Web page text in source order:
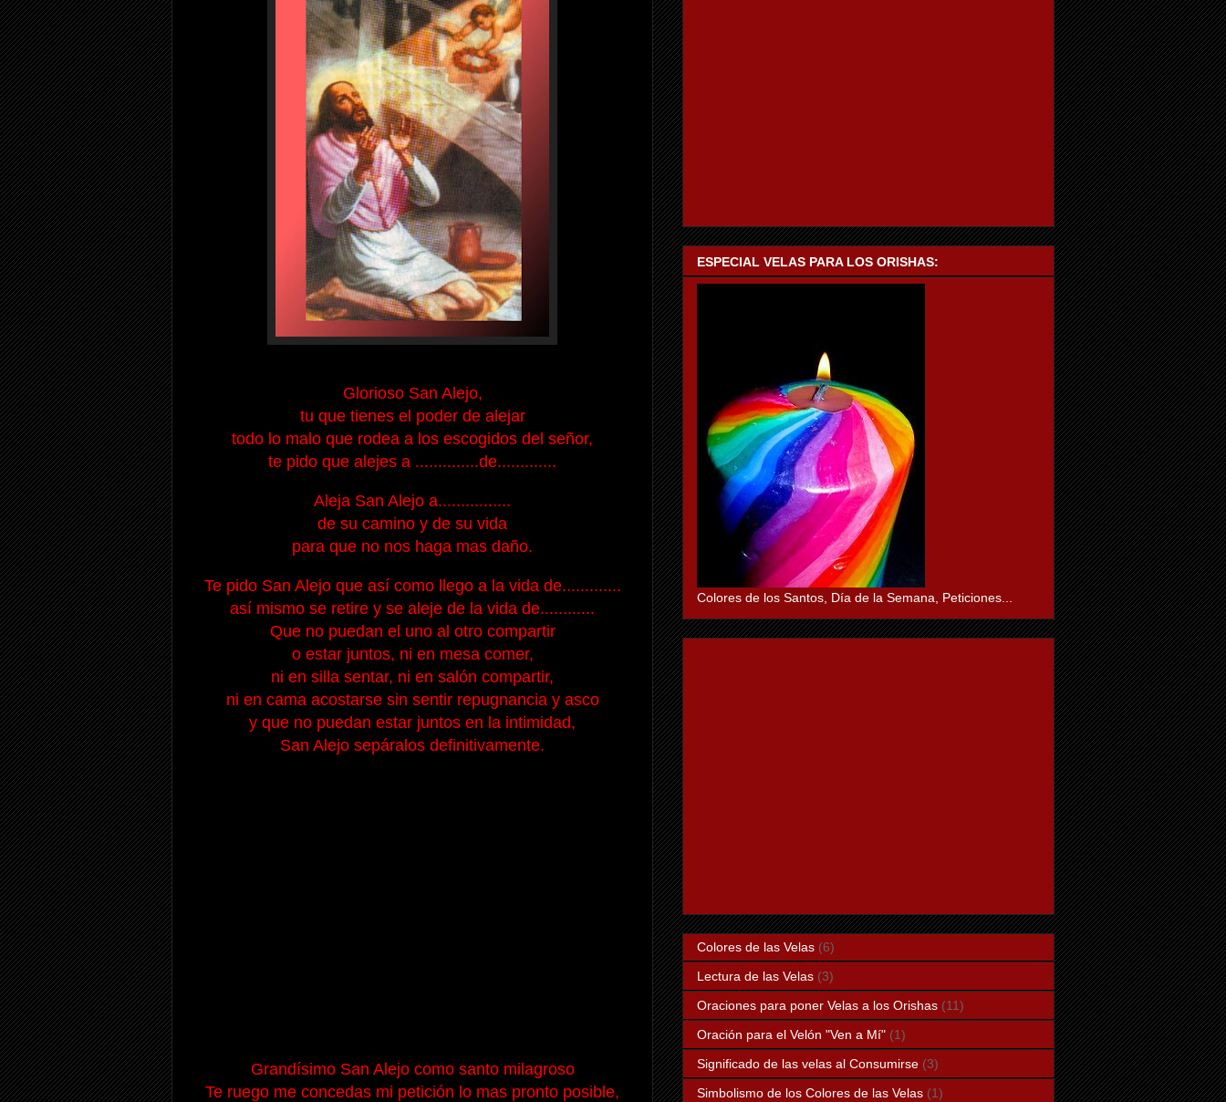
Glorioso San Alejo,
tu que tienes el poder de alejar
todo lo malo que rodea a los escogidos del señor,
te pido que alejes a ..............de.............
Aleja San Alejo a................
de su camino y de su vida
para que no nos haga mas daño.
Te pido San Alejo que así como llego a la vida de.............
así mismo se retire y se aleje de la vida de............
Que no puedan el uno al otro compartir
o estar juntos, ni en mesa comer,
ni en silla sentar, ni en salón compartir,
ni en cama acostarse sin sentir repugnancia y asco
y que no puedan estar juntos en la intimidad,
San Alejo sepáralos definitivamente.
Grandísimo San Alejo como santo milagroso
Te ruego me concedas mi petición lo mas pronto posible,
ESPECIAL VELAS PARA LOS ORISHAS:
Colores de los Santos, Día de la Semana, Peticiones...
Colores de las Velas (6)
Lectura de las Velas (3)
Oraciones para poner Velas a los Orishas (11)
Oración para el Velón "Ven a Mí" (1)
Significado de las velas al Consumirse (3)
Simbolismo de los Colores de las Velas (1)